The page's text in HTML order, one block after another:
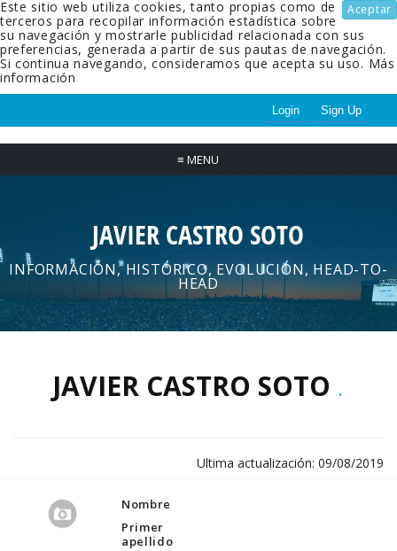
Aceptar
Este sitio web utiliza cookies, tanto propias como de
terceros para recopilar información estadística sobre
su navegación y mostrarle publicidad relacionada con sus
preferencias, generada a partir de sus pautas de navegación.
Si continua navegando, consideramos que acepta su uso. Más
información
Login Sign Up
≡ MENU
JAVIER CASTRO SOTO
INFORMACIÓN, HISTÓRICO, EVOLUCIÓN, HEAD-TO-
HEAD
JAVIER CASTRO SOTO .
Ultima actualización: 09/08/2019
Nombre
Primer
apellido